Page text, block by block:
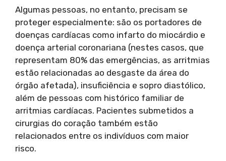
Algumas pessoas, no entanto, precisam se
proteger especialmente: são os portadores de
doenças cardíacas como infarto do miocárdio e
doença arterial coronariana (nestes casos, que
representam 80% das emergências, as arritmias
estão relacionadas ao desgaste da área do
órgão afetada), insuficiência e sopro diastólico,
além de pessoas com histórico familiar de
arritmias cardíacas. Pacientes submetidos a
cirurgias do coração também estão
relacionados entre os indivíduos com maior
risco.